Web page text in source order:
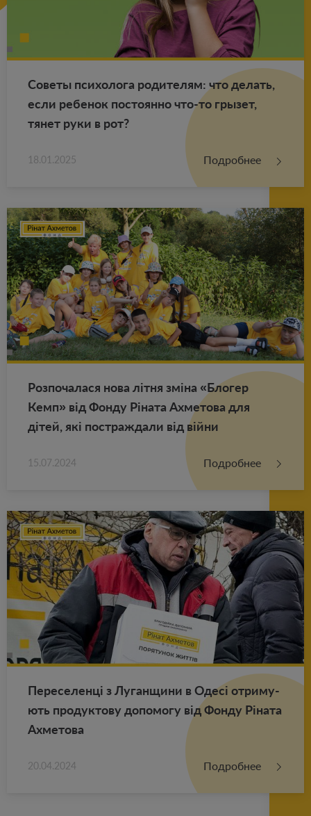
Со­ве­ты пси­хо­ло­га ро­ди­те­лям: что де­лать,
если ре­бе­нок по­сто­ян­но что-то гры­зет,
тянет руки в рот?
18.01.2025 Подробнее
Роз­по­ча­ла­ся нова літня зміна «Бло­гер
Кемп» від Фонду Ріната Ах­ме­то­ва для
дітей, які по­ст­раж­да­ли від війни
15.07.2024 Подробнее
Пе­ре­се­ленці з Лу­ган­щи­ни в Одесі от­ри­му­
ють про­дук­то­ву до­по­мо­гу від Фонду Ріната
Ах­ме­то­ва
20.04.2024 Подробнее